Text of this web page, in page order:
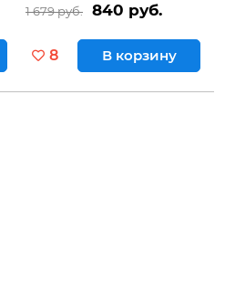
1 679 руб. 840 руб.
8 В корзину